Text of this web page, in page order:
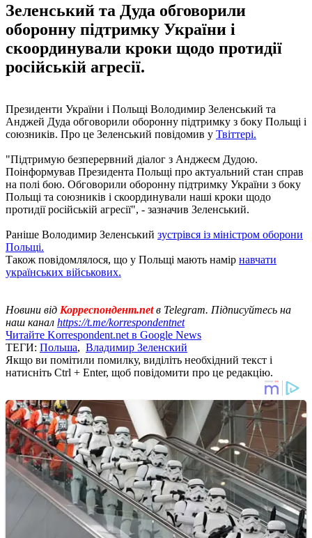
Зеленський та Дуда обговорили
оборонну підтримку України і
скоординували кроки щодо протидії
російській агресії.
Президенти України і Польщі Володимир Зеленський та
Анджей Дуда обговорили оборонну підтримку з боку Польщі і
союзників. Про це Зеленський повідомив у Твіттері.
"Підтримую безперервний діалог з Анджеєм Дудою.
Поінформував Президента Польщі про актуальний стан справ
на полі бою. Обговорили оборонну підтримку України з боку
Польщі та союзників і скоординували наші кроки щодо
протидії російській агресії", - зазначив Зеленський.
Раніше Володимир Зеленський зустрівся із міністром оборони
Польщі.
Також повідомлялося, що у Польщі мають намір навчати
українських військових.
Новини від Корреспондент.netв Telegram. Підписуйтесь на
наш канал https://t.me/korrespondentnet
Читайте Korrespondent.net в Google News
ТЕГИ: Польша, Владимир Зеленский
Якщо ви помітили помилку, виділіть необхідний текст і
натисніть Ctrl + Enter, щоб повідомити про це редакцію.